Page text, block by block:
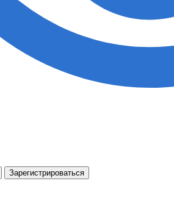
Зарегистрироваться